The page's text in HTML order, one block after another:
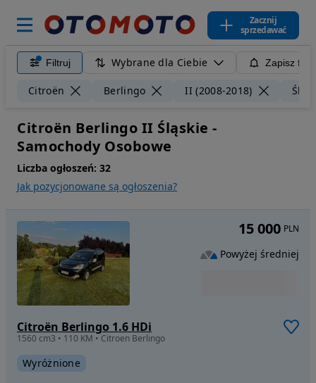
Zacznij
sprzedawać
Filtruj Wybrane dla Ciebie Zapisz
Citroën Berlingo II (2008-2018)
Citroën Berlingo II Śląskie -
Samochody Osobowe
Liczba ogłoszeń: 32
Jak pozycjonowane są ogłoszenia?
Citroën Berlingo 1.6 HDi
1560 cm3 • 110 KM • Citroen Berlingo
Wyróżnione
15 000 PLN
Powyżej średniej